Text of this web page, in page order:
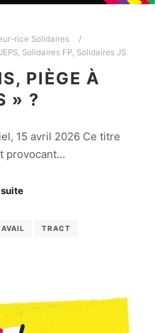
rice Solidaires
Solidaires FP Solidaires JS
PIÈGE À
» ?
15 avril 2026 Ce titre
provocant…
TRACT